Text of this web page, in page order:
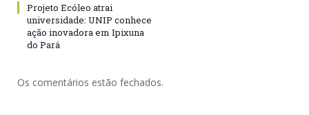
Projeto Ecóleo atrai
universidade: UNIP conhece
ação inovadora em Ipixuna
do Pará
Os comentários estão fechados.